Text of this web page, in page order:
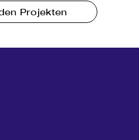
Projekten